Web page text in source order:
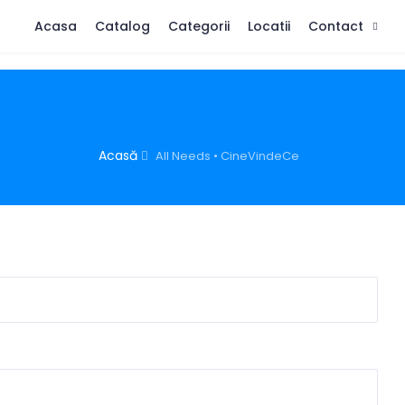
Acasa Catalog Categorii Locatii Contact
Acasă All Needs • CineVindeCe